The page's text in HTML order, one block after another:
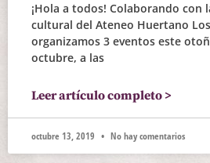
¡Hola a todos! Colaborando con
cultural del Ateneo Huertano
organizamos 3 eventos este
octubre, a las
Leer artículo completo >
octubre 13, 2019 No hay comentarios